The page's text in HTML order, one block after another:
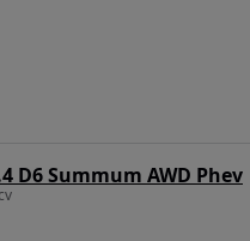
D6 Summum AWD Phev